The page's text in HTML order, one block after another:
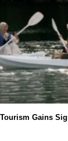
Tourism Gains